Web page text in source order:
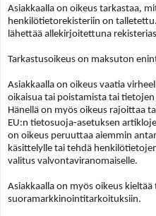
Asiakkaalla on oikeus tarkastaa,
henkilötietorekisteriin on
lähettää allekirjoitettuna
Tarkastusoikeus on maksuton
Asiakkaalla on oikeus vaatia
oikaisua tai poistamista tai
Hänellä on myös oikeus rajoittaa
EU:n tietosuoja-asetuksen
on oikeus peruuttaa aiemmin
käsittelylle tai tehdä
valitus valvontaviranomaiselle.
Asiakkaalla on myös oikeus
suoramarkkinointitarkoituksiin.